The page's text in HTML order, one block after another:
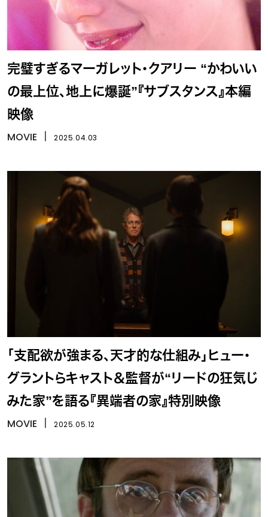
完璧すぎるマーガレット・クアリー “かわいい
の最上位、地上に爆誕”『サブスタンス』本編
映像
MOVIE 2025.04.03
「支配欲が強まる、天才的な仕組み」ヒュー・
グラントらキャスト＆監督が“リードの狂気じ
みた家”を語る『異端者の家』特別映像
MOVIE 2025.05.12